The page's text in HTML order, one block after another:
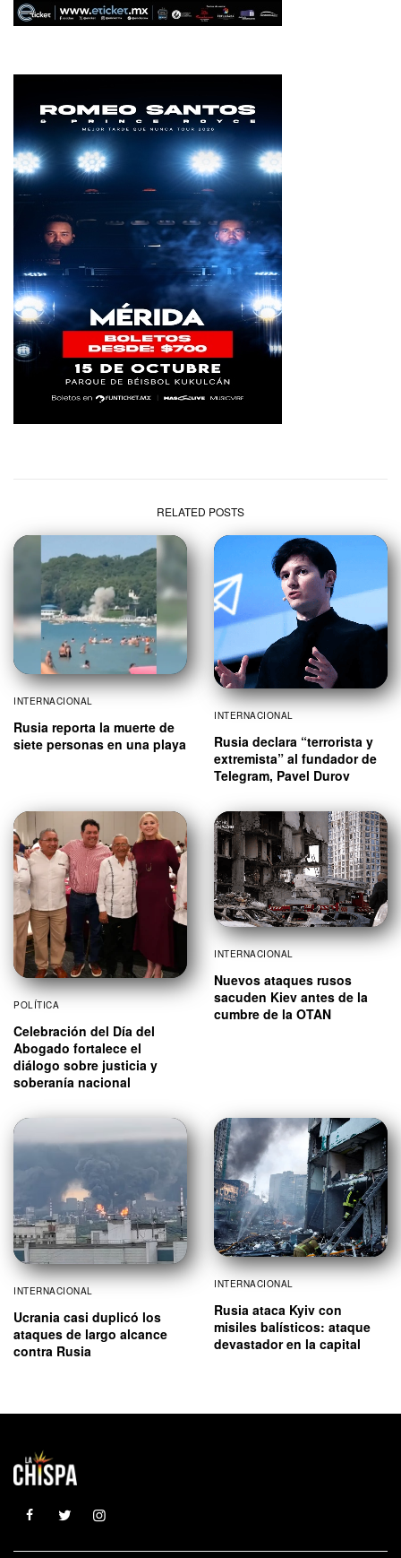
RELATED POSTS
INTERNACIONAL
Rusia reporta la muerte de
siete personas en una playa
INTERNACIONAL
Rusia declara “terrorista y
extremista” al fundador de
Telegram, Pavel Durov
POLÍTICA
Celebración del Día del
Abogado fortalece el
diálogo sobre justicia y
soberanía nacional
INTERNACIONAL
Nuevos ataques rusos
sacuden Kiev antes de la
cumbre de la OTAN
INTERNACIONAL
Ucrania casi duplicó los
ataques de largo alcance
contra Rusia
INTERNACIONAL
Rusia ataca Kyiv con
misiles balísticos: ataque
devastador en la capital